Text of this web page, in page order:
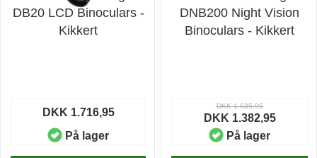
DB20 LCD Binoculars -
Kikkert
DKK 1.716,95
På lager
DNB200 Night Vision
Binoculars - Kikkert
DKK 1.535,95
DKK 1.382,95
På lager